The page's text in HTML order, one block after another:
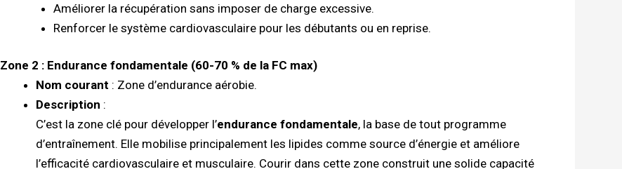
Améliorer la récupération sans imposer de charge excessive.
Renforcer le système cardiovasculaire pour les débutants ou en reprise.
Zone 2 : Endurance fondamentale (60-70 % de la FC max)
Nom courant : Zone d’endurance aérobie.
Description :
C’est la zone clé pour développer l’endurance fondamentale, la base de tout programme
d’entraînement. Elle mobilise principalement les lipides comme source d’énergie et améliore
l’efficacité cardiovasculaire et musculaire. Courir dans cette zone construit une solide capacité